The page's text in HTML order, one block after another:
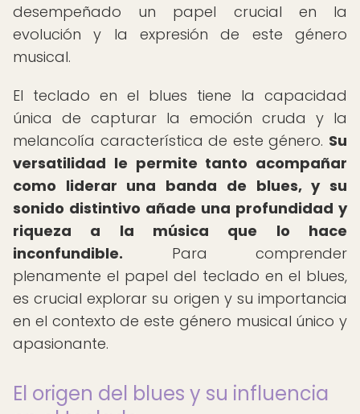
desempeñado un papel crucial en la
evolución y la expresión de este género
musical.
El teclado en el blues tiene la capacidad
única de capturar la emoción cruda y la
melancolía característica de este género. Su
versatilidad le permite tanto acompañar
como liderar una banda de blues, y su
sonido distintivo añade una profundidad y
riqueza a la música que lo hace
inconfundible. Para comprender
plenamente el papel del teclado en el blues,
es crucial explorar su origen y su importancia
en el contexto de este género musical único y
apasionante.
El origen del blues y su influencia